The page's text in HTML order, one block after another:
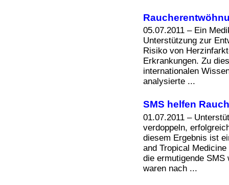
05.07.2011 – Ein
Unterstützung zur
Risiko von
Erkrankungen. Zu
internationalen
analysierte ...
SMS helfen
01.07.2011 –
verdoppeln,
diesem Ergebnis ist
and Tropical
die ermutigende
waren nach ...